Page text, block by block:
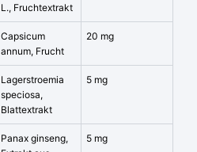
L., Fruchtextrakt
Capsicum
annum, Frucht
20 mg
Lagerstroemia
speciosa,
Blattextrakt
5 mg
Panax ginseng,
5 mg